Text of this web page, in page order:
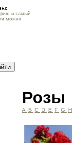
и самый
можно
Розы
A B C D E F G